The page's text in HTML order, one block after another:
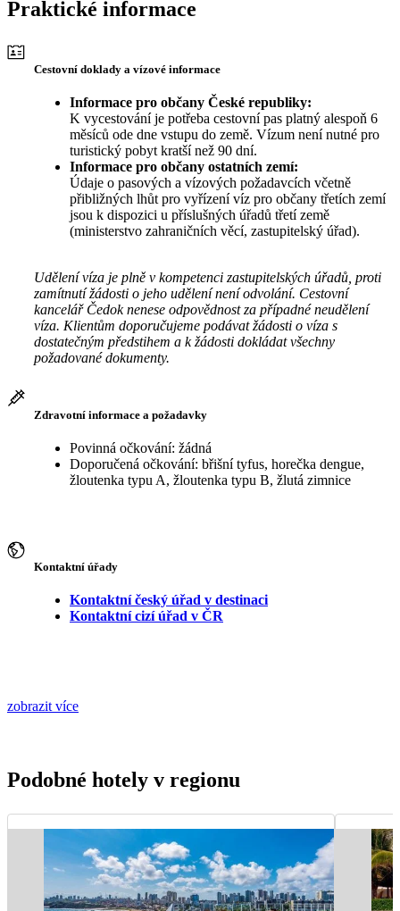
Praktické informace
Cestovní doklady a vízové informace
Informace pro občany České republiky:
K vycestování je potřeba cestovní pas platný alespoň 6
měsíců ode dne vstupu do země. Vízum není nutné pro
turistický pobyt kratší než 90 dní.
Informace pro občany ostatních zemí:
Údaje o pasových a vízových požadavcích včetně
přibližných lhůt pro vyřízení víz pro občany třetích zemí
jsou k dispozici u příslušných úřadů třetí země
(ministerstvo zahraničních věcí, zastupitelský úřad).
Udělení víza je plně v kompetenci zastupitelských úřadů, proti
zamítnutí žádosti o jeho udělení není odvolání. Cestovní
kancelář Čedok nenese odpovědnost za případné neudělení
víza. Klientům doporučujeme podávat žádosti o víza s
dostatečným předstihem a k žádosti dokládat všechny
požadované dokumenty.
Zdravotní informace a požadavky
Povinná očkování: žádná
Doporučená očkování: břišní tyfus, horečka dengue,
žloutenka typu A, žloutenka typu B, žlutá zimnice
Kontaktní úřady
Kontaktní český úřad v destinaci
Kontaktní cizí úřad v ČR
zobrazit více
Podobné hotely v regionu